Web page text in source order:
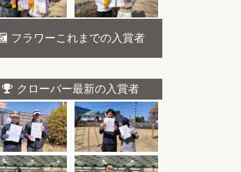
フラワーこれまでの入賞者
クローバー最新の入賞者